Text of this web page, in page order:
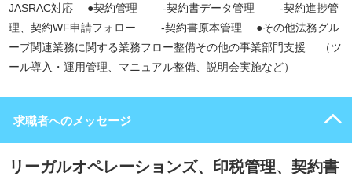
JASRAC対応 ●契約管理 -契約書データ管理 -契約進捗管
理、契約WF申請フォロー -契約書原本管理 ●その他法務グル
ープ関連業務に関する業務フロー整備その他の事業部門支援 （ツ
ール導入・運用管理、マニュアル整備、説明会実施など）
求職者へのメッセージ
リーガルオペレーションズ、印税管理、契約書